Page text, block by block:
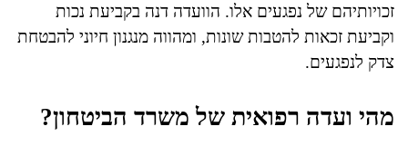
זכויותיהם של נפגעים אלו. הוועדה דנה בקביעת נכות
וקביעת זכאות להטבות שונות, ומהווה מנגנון חיוני להבטחת
צדק לנפגעים.
מהי ועדה רפואית של משרד הביטחון?